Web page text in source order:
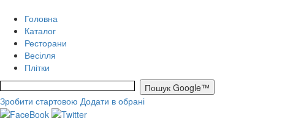
Головна
Каталог
Ресторани
Весілля
Плітки
Зробити стартовою Додати в обрані